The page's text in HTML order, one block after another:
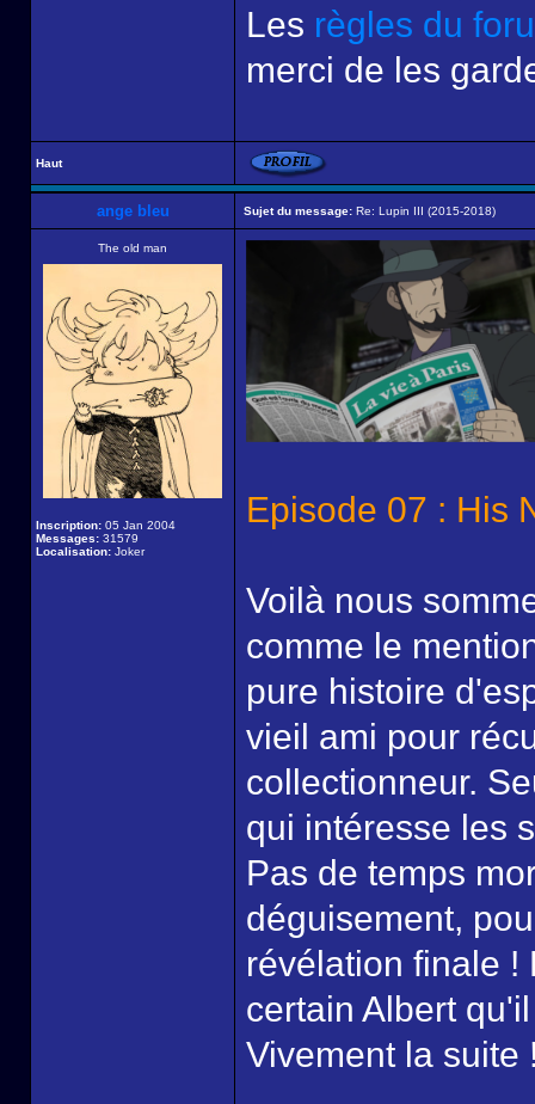
Les règles du
merci de les
Haut
ange bleu Sujet du message: Re: Lupin III (2015-2018)
The old man
Inscription: 05 Jan 2004
Messages: 31579
Localisation: Joker
Episode 07 : His
Voilà nous
comme le
pure histoire
vieil ami pour
collectionneur.
qui intéresse les
Pas de temps
déguisement,
révélation finale !
certain Albert
Vivement la suite